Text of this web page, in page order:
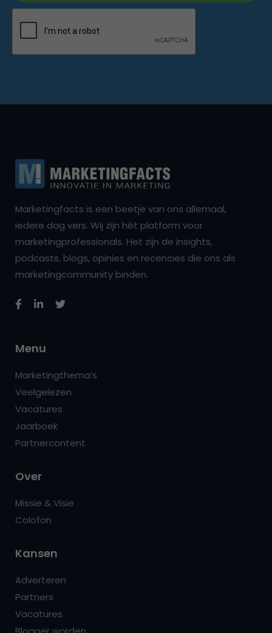
Marketingfacts is een beetje van ons allemaal,
iedere dag vers. Wij zijn hét platform voor
marketingprofessionals. Het zijn de insights,
podcasts, blogs, opinies en recencies die ons als
marketingcommunity binden.
Menu
Marketingthema’s
Veelgelezen
Vacatures
Jaarboek
Partnercontent
Over
Missie & Visie
Colofon
Kansen
Adverteren
Partners
Vacatures